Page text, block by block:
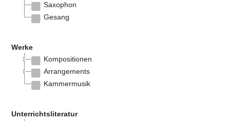
Saxophon
Gesang
Werke
Kompositionen
Arrangements
Kammermusik
Unterrichtsliteratur